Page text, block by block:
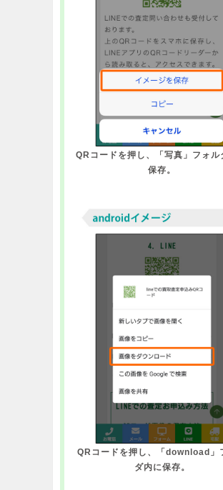
QRコードを押し、「写真」フォル
保存。
QRコードを押し、「download」
ダ内に保存。